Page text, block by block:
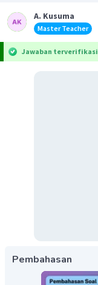
A. Kusuma
Master Teacher
Jawaban terverifikasi
Pembahasan